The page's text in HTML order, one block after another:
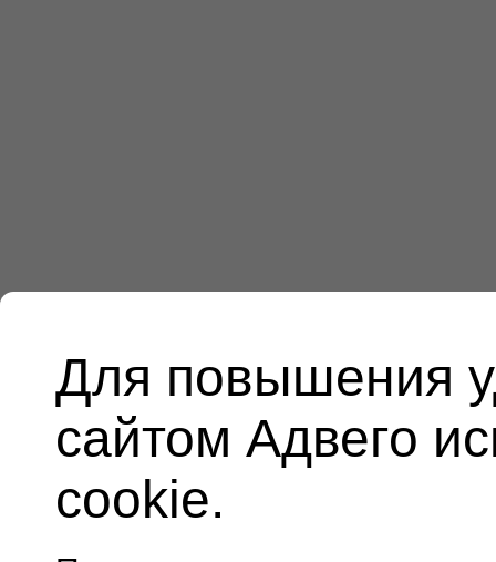
Для повышения
сайтом Адвего
cookie.